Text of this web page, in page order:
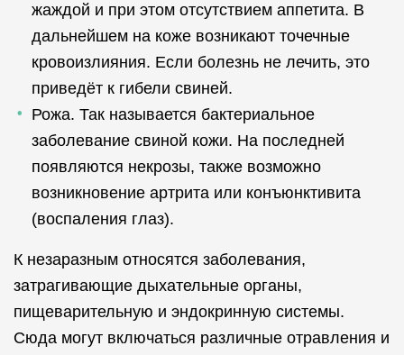
жаждой и при этом отсутствием аппетита. В
дальнейшем на коже возникают точечные
кровоизлияния. Если болезнь не лечить, это
приведёт к гибели свиней.
Рожа. Так называется бактериальное
заболевание свиной кожи. На последней
появляются некрозы, также возможно
возникновение артрита или конъюнктивита
(воспаления глаз).
К незаразным относятся заболевания,
затрагивающие дыхательные органы,
пищеварительную и эндокринную системы.
Сюда могут включаться различные отравления и